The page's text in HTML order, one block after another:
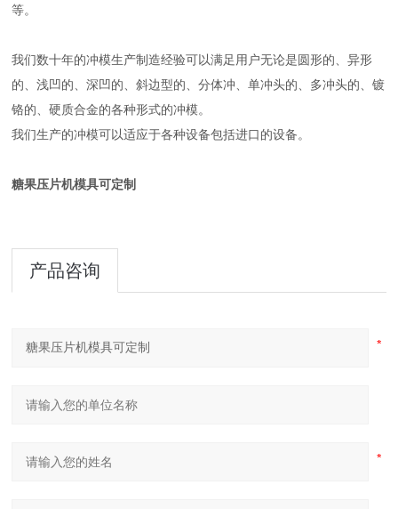
等。
我们数十年的冲模生产制造经验可以满足用户无论是圆形的、异形
的、浅凹的、深凹的、斜边型的、分体冲、单冲头的、多冲头的、镀
铬的、硬质合金的各种形式的冲模。
我们生产的冲模可以适应于各种设备包括进口的设备。
糖果压片机模具可定制
产品咨询